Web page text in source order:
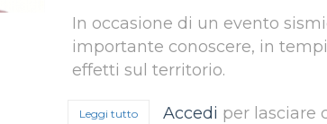
In occasione di un evento
importante conoscere, in
effetti sul territorio.
Leggi tutto su Febbraio 2021 - Attività
Accedi per lasciare